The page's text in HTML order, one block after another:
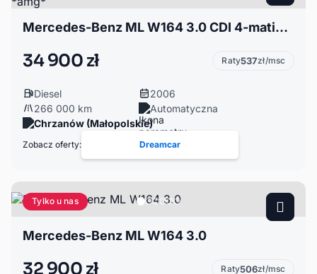
Mercedes-Benz ML W164 3.0 CDI 4-matic 4x4 bogata LIMITOWANA wersja alu 20 NAVI kamera *amg*
34 900 zł Raty537zł/msc
Diesel
2006
266 000 km
Automatyczna
Chrzanów (Małopolskie)
Zobacz oferty: Dreamcar
Tylko u nas
Mercedes-Benz ML W164 3.0
32 900 zł Raty506zł/msc